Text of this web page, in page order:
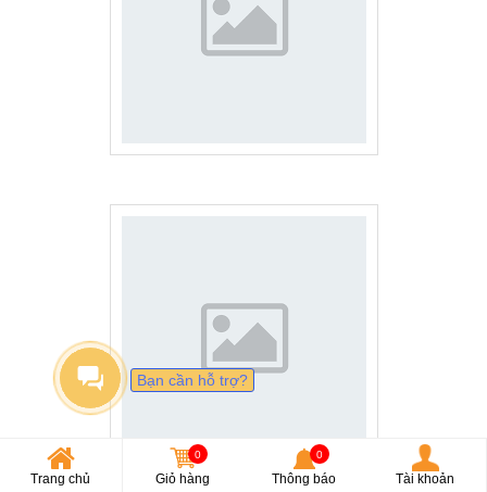
Trang chủ
0
Giỏ hàng
0
Thông báo Tài khoản
Bạn cần hỗ trợ?